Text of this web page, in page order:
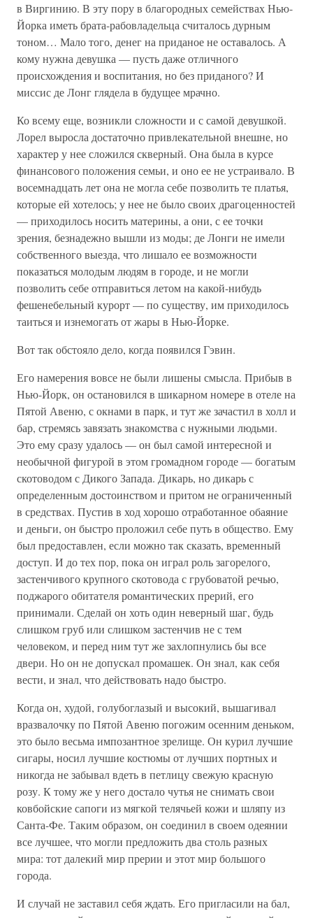
в Виргинию. В эту пору в благородных семействах Нью-
Йорка иметь брата-рабовладельца считалось дурным
тоном… Мало того, денег на приданое не оставалось. А
кому нужна девушка — пусть даже отличного
происхождения и воспитания, но без приданого? И
миссис де Лонг глядела в будущее мрачно.
Ко всему еще, возникли сложности и с самой девушкой.
Лорел выросла достаточно привлекательной внешне, но
характер у нее сложился скверный. Она была в курсе
финансового положения семьи, и оно ее не устраивало. В
восемнадцать лет она не могла себе позволить те платья,
которые ей хотелось; у нее не было своих драгоценностей
— приходилось носить материны, а они, с ее точки
зрения, безнадежно вышли из моды; де Лонги не имели
собственного выезда, что лишало ее возможности
показаться молодым людям в городе, и не могли
позволить себе отправиться летом на какой-нибудь
фешенебельный курорт — по существу, им приходилось
таиться и изнемогать от жары в Нью-Йорке.
Вот так обстояло дело, когда появился Гэвин.
Его намерения вовсе не были лишены смысла. Прибыв в
Нью-Йорк, он остановился в шикарном номере в отеле на
Пятой Авеню, с окнами в парк, и тут же зачастил в холл и
бар, стремясь завязать знакомства с нужными людьми.
Это ему сразу удалось — он был самой интересной и
необычной фигурой в этом громадном городе — богатым
скотоводом с Дикого Запада. Дикарь, но дикарь с
определенным достоинством и притом не ограниченный
в средствах. Пустив в ход хорошо отработанное обаяние
и деньги, он быстро проложил себе путь в общество. Ему
был предоставлен, если можно так сказать, временный
доступ. И до тех пор, пока он играл роль загорелого,
застенчивого крупного скотовода с грубоватой речью,
поджарого обитателя романтических прерий, его
принимали. Сделай он хоть один неверный шаг, будь
слишком груб или слишком застенчив не с тем
человеком, и перед ним тут же захлопнулись бы все
двери. Но он не допускал промашек. Он знал, как себя
вести, и знал, что действовать надо быстро.
Когда он, худой, голубоглазый и высокий, вышагивал
вразвалочку по Пятой Авеню погожим осенним деньком,
это было весьма импозантное зрелище. Он курил лучшие
сигары, носил лучшие костюмы от лучших портных и
никогда не забывал вдеть в петлицу свежую красную
розу. К тому же у него достало чутья не снимать свои
ковбойские сапоги из мягкой телячьей кожи и шляпу из
Санта-Фе. Таким образом, он соединил в своем одеянии
все лучшее, что могли предложить два столь разных
мира: тот далекий мир прерии и этот мир большого
города.
И случай не заставил себя ждать. Его пригласили на бал,